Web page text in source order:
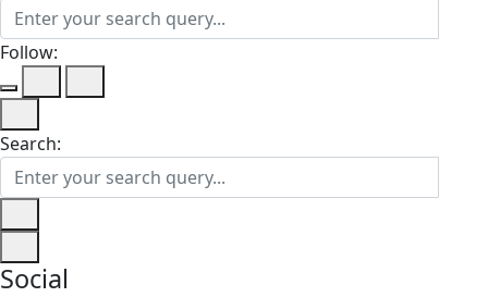
Follow:
Search:
Social